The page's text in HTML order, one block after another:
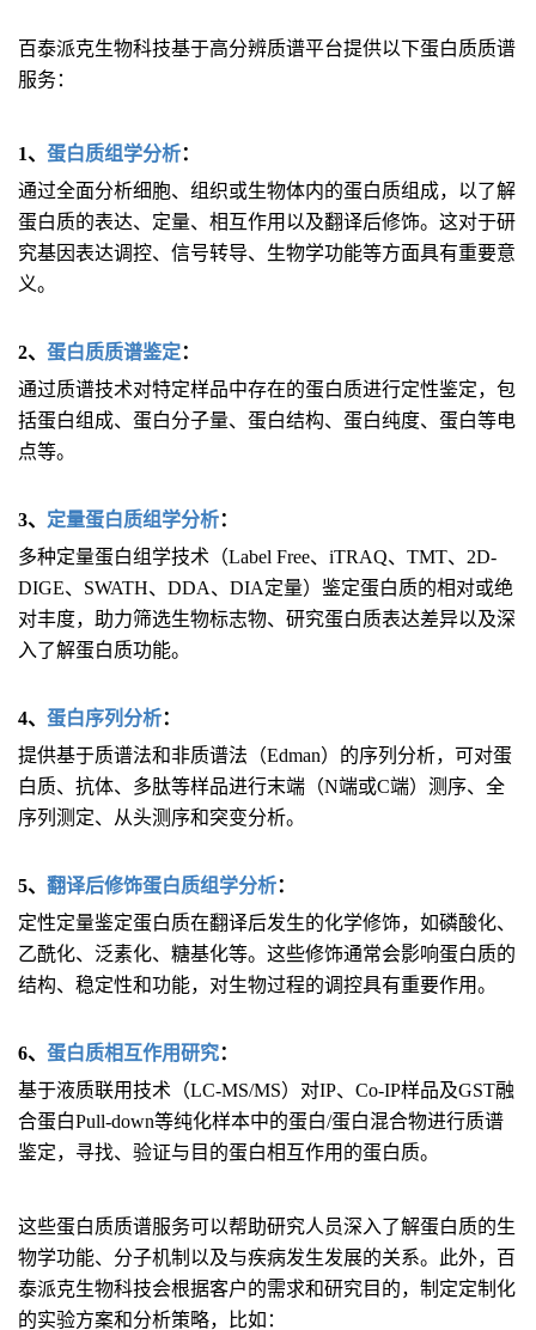
百泰派克生物科技基于高分辨质谱平台提供以下蛋白质质谱
服务：
1、 蛋白质组学分析：
通过全面分析细胞、组织或生物体内的蛋白质组成，以了解
蛋白质的表达、定量、相互作用以及翻译后修饰。这对于研
究基因表达调控、信号转导、生物学功能等方面具有重要意
义。
2、 蛋白质质谱鉴定：
通过质谱技术对特定样品中存在的蛋白质进行定性鉴定，包
括蛋白组成、蛋白分子量、蛋白结构、蛋白纯度、蛋白等电
点等。
3、 定量蛋白质组学分析：
多种定量蛋白组学技术（Label Free、iTRAQ、TMT、2D-
DIGE、SWATH、DDA、DIA定量）鉴定蛋白质的相对或绝
对丰度，助力筛选生物标志物、研究蛋白质表达差异以及深
入了解蛋白质功能。
4、 蛋白序列分析：
提供基于质谱法和非质谱法（Edman）的序列分析，可对蛋
白质、抗体、多肽等样品进行末端（N端或C端）测序、全
序列测定、从头测序和突变分析。
5、 翻译后修饰蛋白质组学分析：
定性定量鉴定蛋白质在翻译后发生的化学修饰，如磷酸化、
乙酰化、泛素化、糖基化等。这些修饰通常会影响蛋白质的
结构、稳定性和功能，对生物过程的调控具有重要作用。
6、 蛋白质相互作用研究：
基于液质联用技术（LC-MS/MS）对IP、Co-IP样品及GST融
合蛋白Pull-down等纯化样本中的蛋白/蛋白混合物进行质谱
鉴定，寻找、验证与目的蛋白相互作用的蛋白质。
这些蛋白质质谱服务可以帮助研究人员深入了解蛋白质的生
物学功能、分子机制以及与疾病发生发展的关系。此外，百
泰派克生物科技会根据客户的需求和研究目的，制定定制化
的实验方案和分析策略，比如：